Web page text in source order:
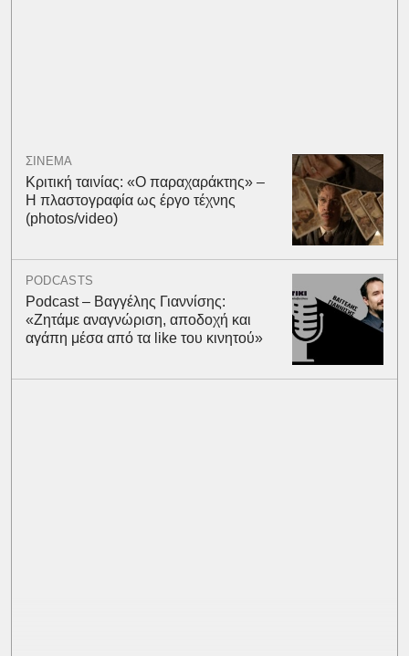
ΣΙΝΕΜΑ
Κριτική ταινίας: «Ο παραχαράκτης» –
Η πλαστογραφία ως έργο τέχνης
(photos/video)
PODCASTS
Podcast – Βαγγέλης Γιαννίσης:
«Ζητάμε αναγνώριση, αποδοχή και
αγάπη μέσα από τα like του κινητού»